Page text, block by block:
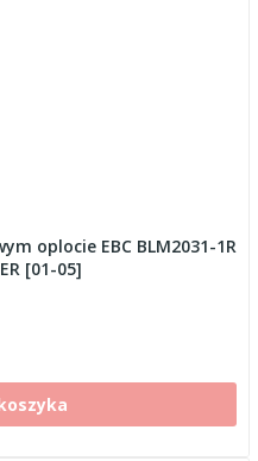
oplocie EBC BLM2031-1R
[01-05]